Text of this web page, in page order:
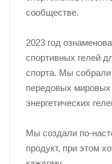
сообществе.
2023 год
спортивных гелей
спорта. Мы
передовых мировых
энергетических
Мы создали по-
продукт, при этом